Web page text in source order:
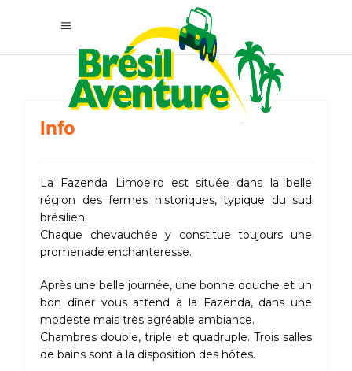
Info
La Fazenda Limoeiro est située dans la belle
région des fermes historiques, typique du sud
brésilien.
Chaque chevauchée y constitue toujours une
promenade enchanteresse.
Après une belle journée, une bonne douche et un
bon dîner vous attend à la Fazenda, dans une
modeste mais très agréable ambiance.
Chambres double, triple et quadruple. Trois salles
de bains sont à la disposition des hôtes.